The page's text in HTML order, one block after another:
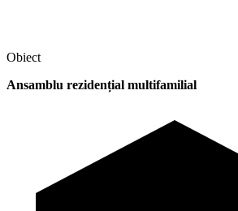
Obiect
Ansamblu rezidențial multifamilial